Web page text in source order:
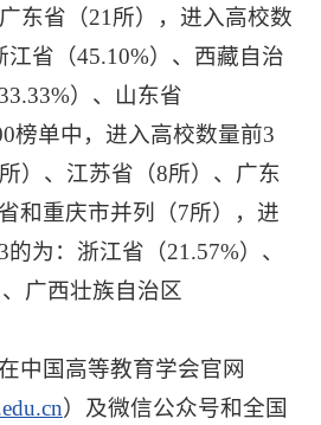
东省（21所），进入高校数
省（45.10%）、西藏自治
）、山东省
榜单中，进入高校数量前3
）、江苏省（8所）、广东
和重庆市并列（7所），进
为：浙江省（21.57%）、
广西壮族自治区
中国高等教育学会官网
）及微信公众号和全国